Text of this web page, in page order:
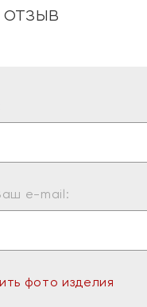
e-mail:
фото изделия